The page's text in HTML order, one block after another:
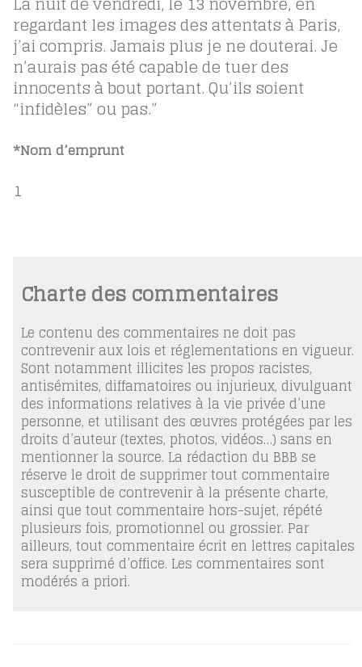
regardant les images des attentats à Paris,
j’ai compris. Jamais plus je ne douterai. Je
n’aurais pas été capable de tuer des
innocents à bout portant. Qu’ils soient
“infidèles” ou pas.”
*Nom d’emprunt
1
Charte des commentaires
Le contenu des commentaires ne doit pas
contrevenir aux lois et réglementations en vigueur.
Sont notamment illicites les propos racistes,
antisémites, diffamatoires ou injurieux, divulguant
des informations relatives à la vie privée d’une
personne, et utilisant des œuvres protégées par les
droits d’auteur (textes, photos, vidéos…) sans en
mentionner la source. La rédaction du BBB se
réserve le droit de supprimer tout commentaire
susceptible de contrevenir à la présente charte,
ainsi que tout commentaire hors-sujet, répété
plusieurs fois, promotionnel ou grossier. Par
ailleurs, tout commentaire écrit en lettres capitales
sera supprimé d’office. Les commentaires sont
modérés a priori.